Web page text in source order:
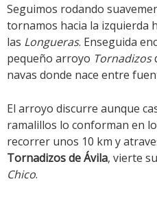
Seguimos rodando
tornamos hacia la izquierda
las Longueras. Enseguida
pequeño arroyo Tornadizos
navas donde nace entre
El arroyo discurre aunque
ramalillos lo conforman en
recorrer unos 10 km y
Tornadizos de Ávila, vierte
Chico.